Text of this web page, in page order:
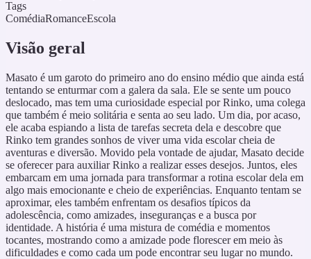
Tags
ComédiaRomanceEscola
Visão geral
Masato é um garoto do primeiro ano do ensino médio que ainda está
tentando se enturmar com a galera da sala. Ele se sente um pouco
deslocado, mas tem uma curiosidade especial por Rinko, uma colega
que também é meio solitária e senta ao seu lado. Um dia, por acaso,
ele acaba espiando a lista de tarefas secreta dela e descobre que
Rinko tem grandes sonhos de viver uma vida escolar cheia de
aventuras e diversão. Movido pela vontade de ajudar, Masato decide
se oferecer para auxiliar Rinko a realizar esses desejos. Juntos, eles
embarcam em uma jornada para transformar a rotina escolar dela em
algo mais emocionante e cheio de experiências. Enquanto tentam se
aproximar, eles também enfrentam os desafios típicos da
adolescência, como amizades, inseguranças e a busca por
identidade. A história é uma mistura de comédia e momentos
tocantes, mostrando como a amizade pode florescer em meio às
dificuldades e como cada um pode encontrar seu lugar no mundo.